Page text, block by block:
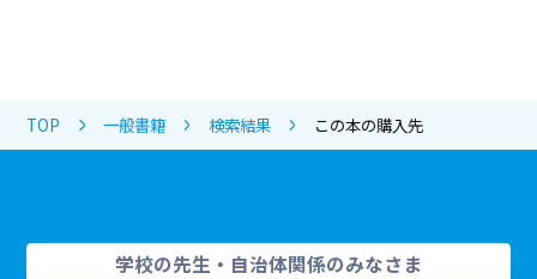
TOP 一般書籍 検索結果 この本の購入先
学校の先生・自治体関係のみなさま